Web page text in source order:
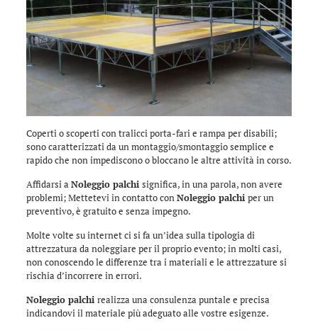
Coperti o scoperti con tralicci porta-fari e rampa per disabili;
sono caratterizzati da un montaggio/smontaggio semplice e
rapido che non impediscono o bloccano le altre attività in corso.
Affidarsi a Noleggio palchi significa, in una parola, non avere
problemi; Mettetevi in contatto conNoleggio palchi per un
preventivo, è gratuito e senza impegno.
Molte volte su internet ci si fa un’idea sulla tipologia di
attrezzatura da noleggiare per il proprio evento; in molti casi,
non conoscendo le differenze tra i materiali e le attrezzature si
rischia d’incorrere in errori.
Noleggio palchi realizza una consulenza puntale e precisa
indicandovi il materiale più adeguato alle vostre esigenze.